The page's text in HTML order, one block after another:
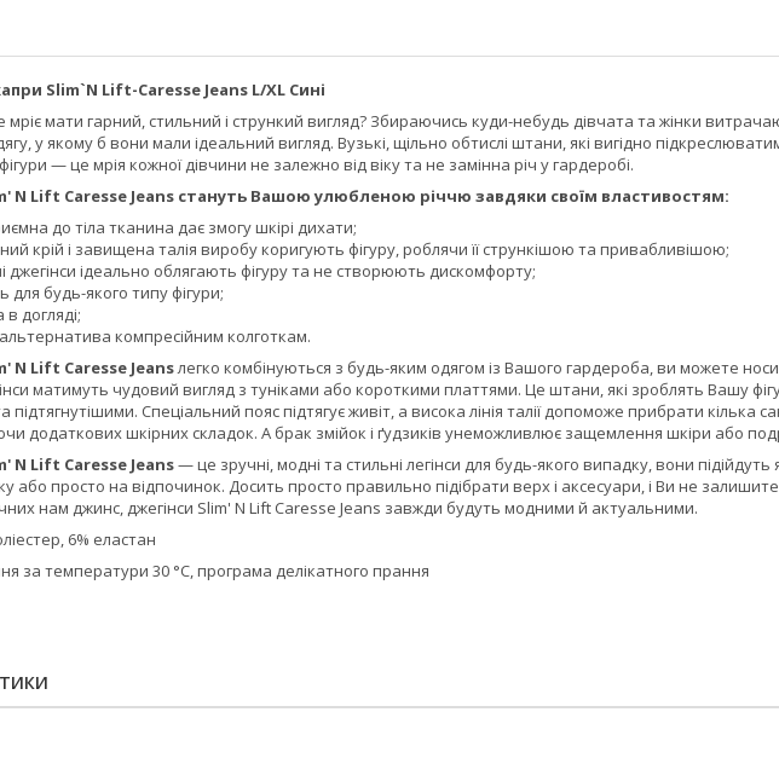
Slim`N Lift-Caresse Jeans L/XL Сині
мріє мати гарний, стильний і стрункий вигляд? Збираючись куди-небудь дівчата та жінки
у якому б вони мали ідеальний вигляд. Вузькі, щільно обтислі штани, які вигідно
— це мрія кожної дівчини не залежно від віку та не замінна річ у гардеробі.
N Lift Caresse Jeans стануть Вашою улюбленою річчю завдяки своїм властивостям:
до тіла тканина дає змогу шкірі дихати;
крій і завищена талія виробу коригують фігуру, роблячи її стрункішою та привабливішою;
джегінси ідеально облягають фігуру та не створюють дискомфорту;
для будь-якого типу фігури;
догляді;
компресійним колготкам.
N Lift Caresse Jeansлегко комбінуються з будь-яким одягом із Вашого гардероба, ви можете
матимуть чудовий вигляд з туніками або короткими платтями. Це штани, які зроблять Вашу
підтягнутішими. Спеціальний пояс підтягує живіт, а висока лінія талії допоможе прибрати
додаткових шкірних складок. А брак змійок і ґудзиків унеможливлює защемлення шкіри або
N Lift Caresse Jeans— це зручні, модні та стильні легінси для будь-якого випадку, вони підійдуть
або просто на відпочинок. Досить просто правильно підібрати верх і аксесуари, і Ви не
нам джинс, джегінси Slim' N Lift Caresse Jeans завжди будуть модними й актуальними.
6% еластан
за температури 30 °C, програма делікатного прання